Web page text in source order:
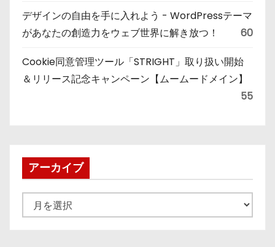
デザインの自由を手に入れよう - WordPressテーマ
があなたの創造力をウェブ世界に解き放つ！
60
Cookie同意管理ツール「STRIGHT」取り扱い開始
＆リリース記念キャンペーン【ムームードメイン】
55
アーカイブ
ー